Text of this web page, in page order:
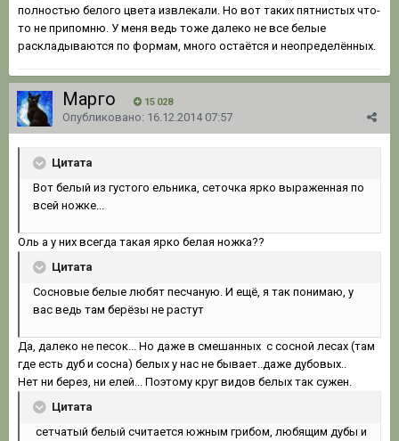
полностью белого цвета извлекали. Но вот таких пятнистых что-
то не припомню. У меня ведь тоже далеко не все белые
раскладываются по формам, много остаётся и неопределённых.
Марго 15 028
Опубликовано: 16.12.2014 07:57
Цитата
Вот белый из густого ельника, сеточка ярко выраженная по
всей ножке...
Оль а у них всегда такая ярко белая ножка??
Цитата
Сосновые белые любят песчаную. И ещё, я так понимаю, у
вас ведь там берёзы не растут
Да, далеко не песок... Но даже в смешанных с сосной лесах (там
где есть дуб и сосна) белых у нас не бывает..даже дубовых..
Нет ни берез, ни елей... Поэтому круг видов белых так сужен.
Цитата
сетчатый белый считается южным грибом, любящим дубы и